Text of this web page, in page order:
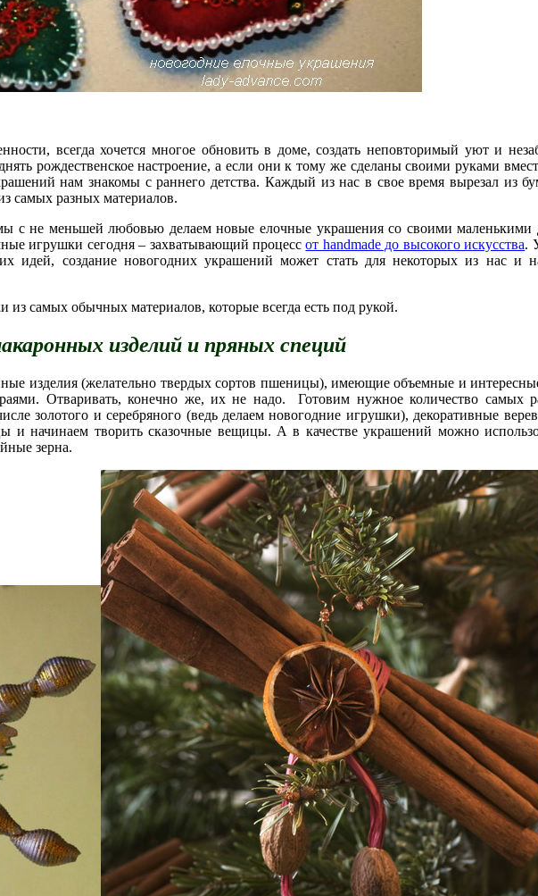
всегда хочется многое обновить в доме, создать неповторимый уют и
рождественское настроение, а если они к тому же сделаны своими руками
нам знакомы с раннего детства. Каждый из нас в свое время вырезал из
самых разных материалов.
мы с не меньшей любовью делаем новые елочные украшения со своими
игрушки сегодня – захватывающий процессот handmade до высокого искусства.
идей, создание новогодних украшений может стать для некоторых из нас и
самых обычных материалов, которые всегда есть под рукой.
изделий и пряных специй
изделия (желательно твердых сортов пшеницы), имеющие объемные и
Отваривать, конечно же, их не надо. Готовим нужное количество самых
золотого и серебряного (ведь делаем новогодние игрушки), декоративные
и начинаем творить сказочные вещицы. А в качестве украшений можно
зерна.